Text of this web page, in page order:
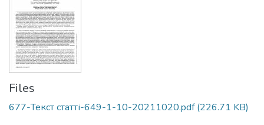
Files
677-Текст статті-649-1-10-20211020.pdf(226.71 KB)